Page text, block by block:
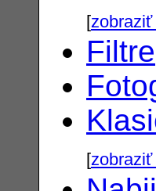
[
Filtre
[